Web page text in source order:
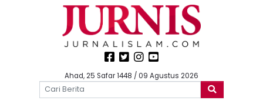
Ahad, 25 Safar 1448 / 09 Agustus 2026